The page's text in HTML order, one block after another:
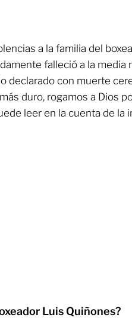
a la familia del
falleció a la media
declarado con muerte
duro, rogamos a Dios
leer en la cuenta de la
Luis Quiñones?